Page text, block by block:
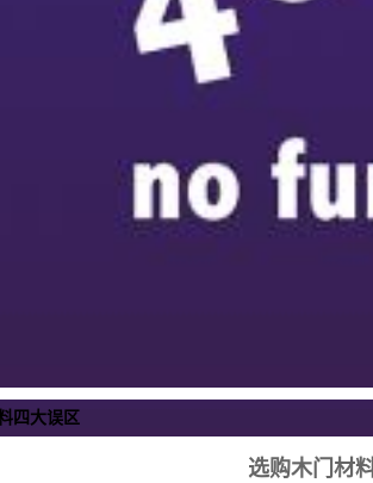
四大误区
选购木门材